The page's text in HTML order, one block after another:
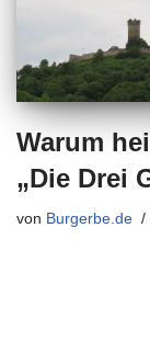
Warum
„Die Drei
von Burgerbe.de